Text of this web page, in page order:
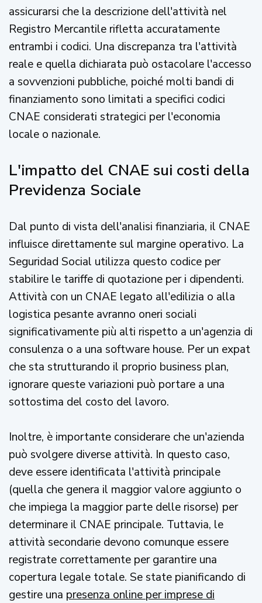
assicurarsi che la descrizione dell'attività nel
Registro Mercantile rifletta accuratamente
entrambi i codici. Una discrepanza tra l'attività
reale e quella dichiarata può ostacolare l'accesso
a sovvenzioni pubbliche, poiché molti bandi di
finanziamento sono limitati a specifici codici
CNAE considerati strategici per l'economia
locale o nazionale.
L'impatto del CNAE sui costi della
Previdenza Sociale
Dal punto di vista dell'analisi finanziaria, il CNAE
influisce direttamente sul margine operativo. La
Seguridad Social utilizza questo codice per
stabilire le tariffe di quotazione per i dipendenti.
Attività con un CNAE legato all'edilizia o alla
logistica pesante avranno oneri sociali
significativamente più alti rispetto a un'agenzia di
consulenza o a una software house. Per un expat
che sta strutturando il proprio business plan,
ignorare queste variazioni può portare a una
sottostima del costo del lavoro.
Inoltre, è importante considerare che un'azienda
può svolgere diverse attività. In questo caso,
deve essere identificata l'attività principale
(quella che genera il maggior valore aggiunto o
che impiega la maggior parte delle risorse) per
determinare il CNAE principale. Tuttavia, le
attività secondarie devono comunque essere
registrate correttamente per garantire una
copertura legale totale. Se state pianificando di
gestire una presenza online per imprese di